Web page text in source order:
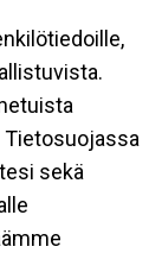
Tietosuojassa
sekä